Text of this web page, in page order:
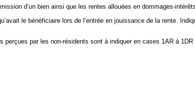
d’un bien ainsi que les rentes allouées en dommages-
le bénéficiaire lors de l’entrée en jouissance de la rente.
perçues par les non-résidents sont à indiquer en cases 1AR à